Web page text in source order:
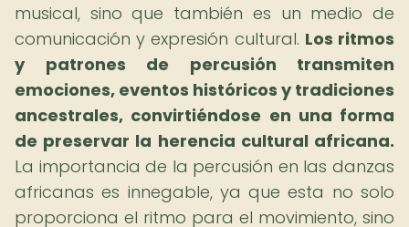
musical, sino que también es un medio de
comunicación y expresión cultural. Los ritmos
y patrones de percusión transmiten
emociones, eventos históricos y tradiciones
ancestrales, convirtiéndose en una forma
de preservar la herencia cultural africana.
La importancia de la percusión en las danzas
africanas es innegable, ya que esta no solo
proporciona el ritmo para el movimiento, sino